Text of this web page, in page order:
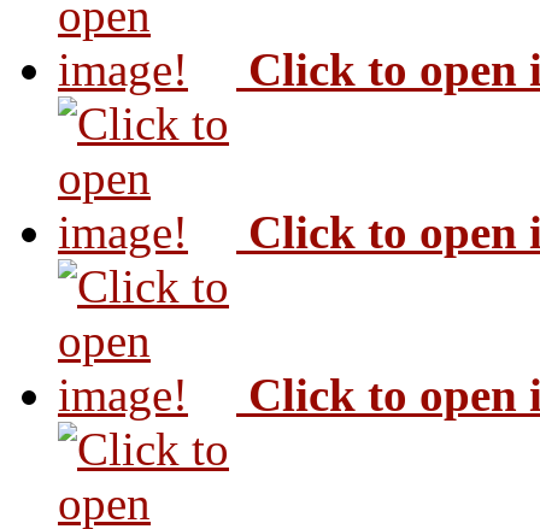
Click to open
Click to open
Click to open